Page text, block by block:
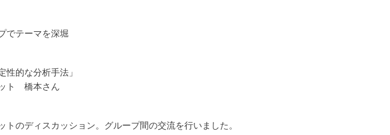
でテーマを深堀
性的な分析手法」
ト 橋本さん
のディスカッション。グループ間の交流を行いました。